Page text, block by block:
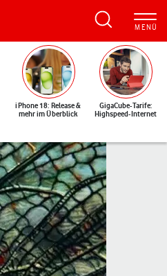
iPhone 18: Release &
mehr im Überblick
GigaCube-Tarife:
Highspeed-Internet